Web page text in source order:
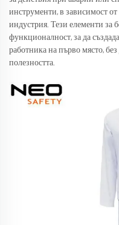
инструменти, в зависимост
индустрия. Тези елементи за
функционалност, за да
работника на първо място,
полезността.